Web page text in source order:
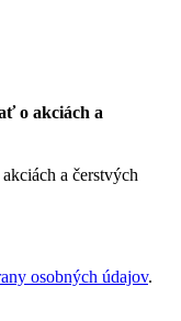
o akciách a
a čerstvých
osobných údajov.